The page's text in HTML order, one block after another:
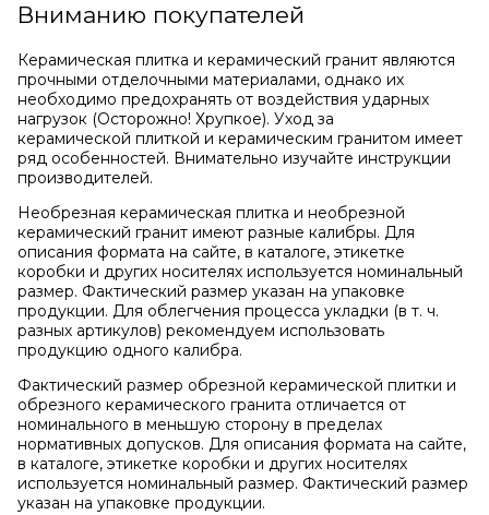
Вниманию покупателей
Керамическая плитка и керамический гранит являются
прочными отделочными материалами, однако их
необходимо предохранять от воздействия ударных
нагрузок (Осторожно! Хрупкое). Уход за
керамической плиткой и керамическим гранитом имеет
ряд особенностей. Внимательно изучайте инструкции
производителей.
Необрезная керамическая плитка и необрезной
керамический гранит имеют разные калибры. Для
описания формата на сайте, в каталоге, этикетке
коробки и других носителях используется номинальный
размер. Фактический размер указан на упаковке
продукции. Для облегчения процесса укладки (в т. ч.
разных артикулов) рекомендуем использовать
продукцию одного калибра.
Фактический размер обрезной керамической плитки и
обрезного керамического гранита отличается от
номинального в меньшую сторону в пределах
нормативных допусков. Для описания формата на сайте,
в каталоге, этикетке коробки и других носителях
используется номинальный размер. Фактический размер
указан на упаковке продукции.